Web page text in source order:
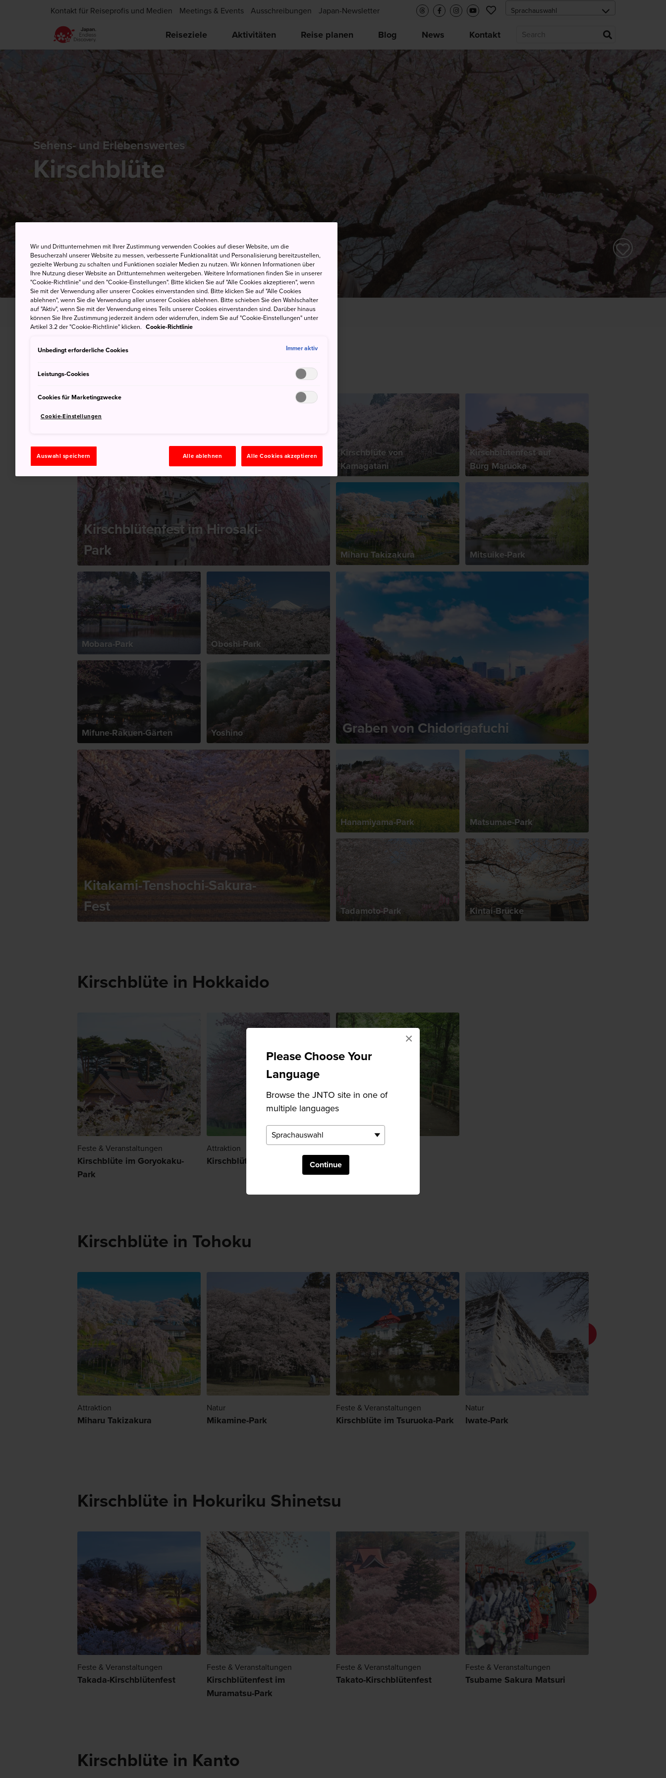
Please Choose Your
Language
Browse the JNTO site in one of
multiple languages
Continue
×
Kontakt für Reiseprofis und Medien Meetings & Events Ausschreibungen Japan-Newsletter
Reiseziele Aktivitäten Reise planen Blog News Kontakt
Sehens- und Erlebenswertes
Kirschblüte
HOME Sehens- und Erlebenswertes Natur Kirschblüte
Kirschblütenfest im Hirosaki-
Park
Kirschblüte von
Kamagatani
Kirschblütenfest auf
Burg Maruoka
Miharu Takizakura Mitsuike-Park
Graben von Chidorigafuchi
Mobara-Park Oboshi-Park
Mifune-Rakuen-Gärten Yoshino
Kitakami-Tenshochi-Sakura-
Fest
Hanamiyama-Park Matsumae-Park
Tadamoto-Park Kintai-Brücke
Kirschblüte in Hokkaido
Feste & Veranstaltungen
Kirschblüte im Goryokaku-
Park
Attraktion
Kirschblüte in Shizunai Maruyama-Park
Kirschblüte in Tohoku
Attraktion
Miharu Takizakura
Natur
Mikamine-Park
Feste & Veranstaltungen
Kirschblüte im Tsuruoka-Park
Natur
Iwate-Park
Kirschblüte in Hokuriku Shinetsu
Feste & Veranstaltungen
Takada-Kirschblütenfest
Feste & Veranstaltungen
Kirschblütenfest im
Muramatsu-Park
Feste & Veranstaltungen
Takato-Kirschblütenfest
Feste & Veranstaltungen
Tsubame Sakura Matsuri
Kirschblüte in Kanto
Wir und Drittunternehmen mit Ihrer Zustimmung verwenden Cookies auf dieser Website, um die
Besucherzahl unserer Website zu messen, verbesserte Funktionalität und Personalisierung bereitzustellen,
gezielte Werbung zu schalten und Funktionen sozialer Medien zu nutzen. Wir können Informationen über
Ihre Nutzung dieser Website an Drittunternehmen weitergeben. Weitere Informationen finden Sie in unserer
"Cookie-Richtlinie" und den "Cookie-Einstellungen". Bitte klicken Sie auf "Alle Cookies akzeptieren", wenn
Sie mit der Verwendung aller unserer Cookies einverstanden sind. Bitte klicken Sie auf "Alle Cookies
ablehnen", wenn Sie die Verwendung aller unserer Cookies ablehnen. Bitte schieben Sie den Wahlschalter
auf "Aktiv", wenn Sie mit der Verwendung eines Teils unserer Cookies einverstanden sind. Darüber hinaus
können Sie Ihre Zustimmung jederzeit ändern oder widerrufen, indem Sie auf "Cookie-Einstellungen" unter
Artikel 3.2 der "Cookie-Richtlinie" klicken. Cookie-Richtlinie
Unbedingt erforderliche Cookies Immer aktiv
Leistungs-Cookies
Cookies für Marketingzwecke
Cookie-Einstellungen
Auswahl speichern Alle ablehnen Alle Cookies akzeptieren